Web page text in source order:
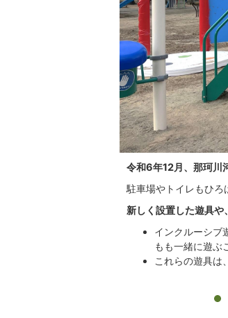
令和6年12月、那珂川
駐車場やトイレもひろ
新しく設置した遊具
インクルーシブ
もも一緒に遊ぶ
これらの遊具は